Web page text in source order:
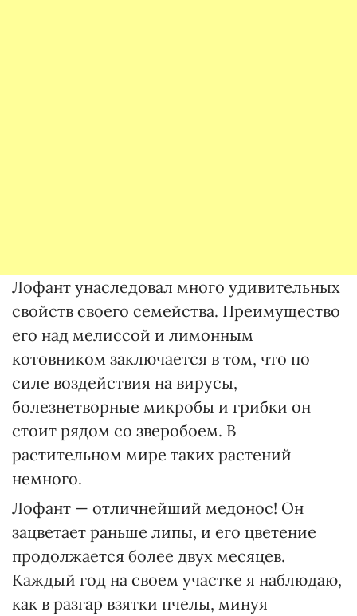
Лофант унаследовал много удивительных
свойств своего семейства. Преимущество
его над мелиссой и лимонным
котовником заключается в том, что по
силе воздействия на вирусы,
болезнетворные микробы и грибки он
стоит рядом со зверобоем. В
растительном мире таких растений
немного.
Лофант — отличнейший медонос! Он
зацветает раньше липы, и его цветение
продолжается более двух месяцев.
Каждый год на своем участке я наблюдаю,
как в разгар взятки пчелы, минуя